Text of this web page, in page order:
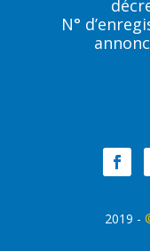
N°
2019 -